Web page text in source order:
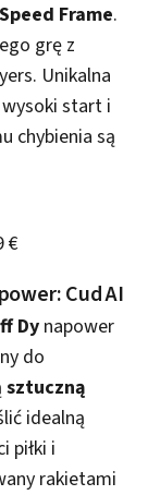
Frame.
grę z
Unikalna
start i
chybienia są
€
Cud AI
Dynapower
do
sztuczną
idealną
piłki i
rakietami